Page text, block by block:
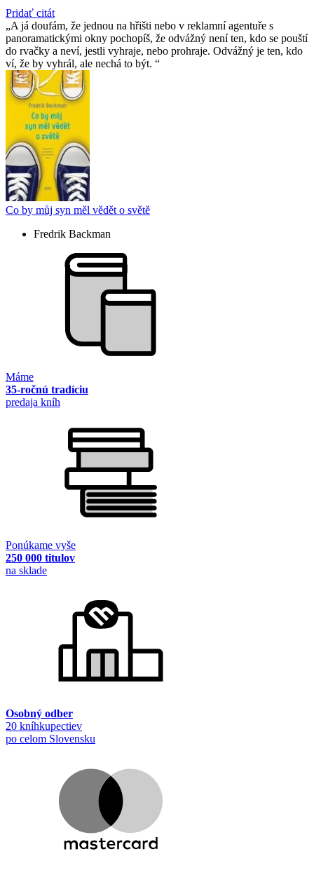
Pridať citát
A já doufám, že jednou na hřišti nebo v reklamní agentuře s
panoramatickými okny pochopíš, že odvážný není ten, kdo se pouští
do rvačky a neví, jestli vyhraje, nebo prohraje. Odvážný je ten, kdo
ví, že by vyhrál, ale nechá to být.
Co by můj syn měl vědět o světě
Fredrik Backman
Máme
35-ročnú tradíciu
predaja kníh
Ponúkame vyše
250 000 titulov
na sklade
Osobný odber
20 kníhkupectiev
po celom Slovensku